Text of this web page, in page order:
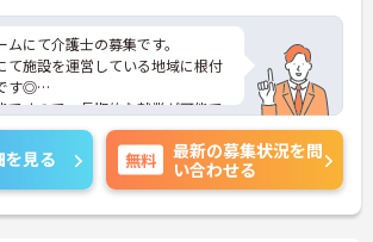
にて介護士の募集です。
て施設を運営している地域に根付
す◎
ですので、長期的な就業が可能で
ので出勤日でもプライベートの時
ます★
持ちであれば詳細なお話をさせて
にご連絡ください。
を見る 無料
最新の募集状況を問
い合わせる